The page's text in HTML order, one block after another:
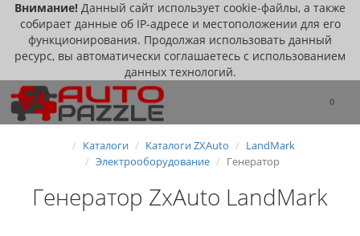
Внимание! Данный сайт использует cookie-файлы, а также
собирает данные об IP-адресе и местоположении для его
функционирования. Продолжая использовать данный
ресурс, вы автоматически соглашаетесь с использованием
данных технологий.
0
Каталоги Каталоги ZXAuto
LandMark
Электрооборудование
Генератор
Генератор ZxAuto LandMark